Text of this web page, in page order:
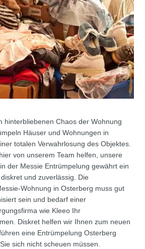
hinterbliebenen Chaos der Wohnung
Häuser und Wohnungen in
totalen Verwahrlosung des Objektes.
von unserem Team helfen, unsere
der Messie Entrümpelung gewährt ein
und zuverlässig. Die
Wohnung in Osterberg muss gut
sein und bedarf einer
wie Kleeo Ihr
Diskret helfen wir Ihnen zum neuen
eine Entrümpelung Osterberg
sich nicht scheuen müssen.